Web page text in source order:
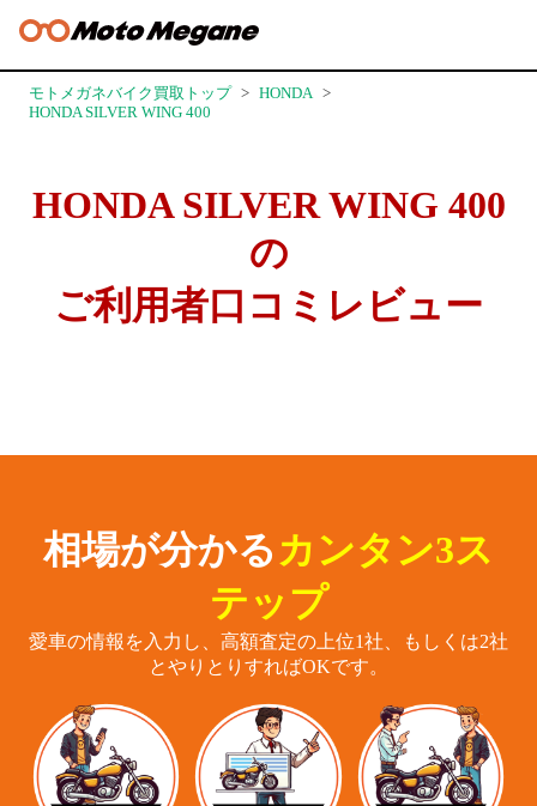
モトメガネバイク買取トップ
HONDA
HONDA SILVER WING 400
HONDA SILVER WING 400
の
ご利用者口コミレビュー
相場が分かる カンタン3ス
テップ
愛車の情報を入力し、高額査定の上位1社、もしくは2社
とやりとりすればOKです。